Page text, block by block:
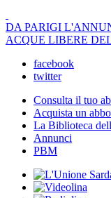
DA PARIGI
ACQUE LIBERE
facebook
twitter
Consulta il tuo
Acquista un
La Biblioteca
Annunci
PBM